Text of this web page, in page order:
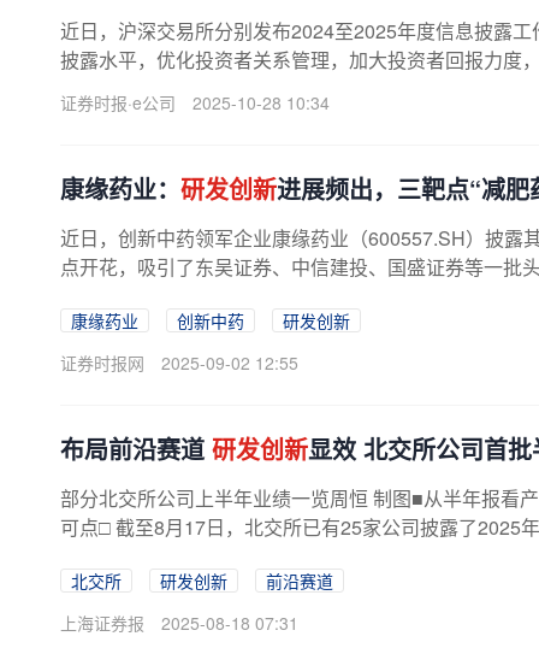
近日，沪深交易所分别发布2024至2025年度信息披露
披露水平，优化投资者关系管理，加大投资者回报力度
重优势，持续推动公司高质量发展。
证券时报·e公司 2025-10-28 10:34
康缘药业： 研发创新进展频出，三靶点“减
近日，创新中药领军企业康缘药业（600557.SH）披露
点开花，吸引了东吴证券、中信建投、国盛证券等一批
康缘药业 创新中药
研发创新
证券时报网
2025-09-02 12:55
布局前沿赛道 研发创新显效 北交所公司首
部分北交所公司上半年业绩一览周恒 制图■从半年报看
可点□ 截至8月17日，北交所已有25家公司披露了2025
北交所 研发创新
前沿赛道
上海证券报
2025-08-18 07:31